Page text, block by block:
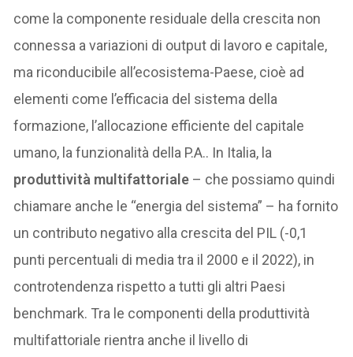
come la componente residuale della crescita non
connessa a variazioni di output di lavoro e capitale,
ma riconducibile all’ecosistema-Paese, cioè ad
elementi come l’efficacia del sistema della
formazione, l’allocazione efficiente del capitale
umano, la funzionalità della P.A.. In Italia, la
produttività multifattoriale – che possiamo quindi
chiamare anche le “energia del sistema” – ha fornito
un contributo negativo alla crescita del PIL (-0,1
punti percentuali di media tra il 2000 e il 2022), in
controtendenza rispetto a tutti gli altri Paesi
benchmark. Tra le componenti della produttività
multifattoriale rientra anche il livello di